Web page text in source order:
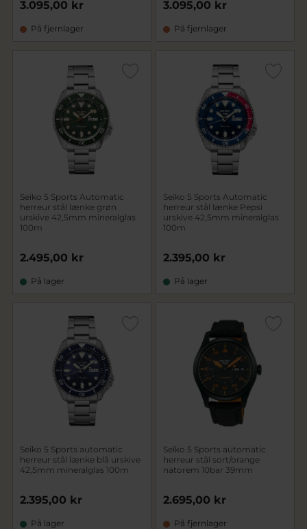
3.095,00 kr
På fjernlager
3.095,00 kr
På fjernlager
Seiko 5 Sports Automatic
herreur stål lænke grøn
urskive 42,5mm mineralglas
100m
2.495,00 kr
På lager
Seiko 5 Sports Automatic
herreur stål lænke Pepsi
urskive 42,5mm mineralglas
100m
2.395,00 kr
På lager
Seiko 5 Sports automatic
herreur stål lænke blå urskive
42,5mm mineralglas 100m
2.395,00 kr
På lager
Seiko 5 Sports automatic
herreur stål sort/orange
natorem 10bar 39mm
2.695,00 kr
På fjernlager